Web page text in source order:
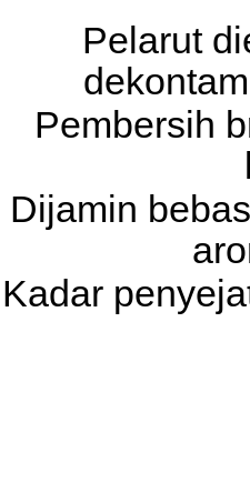
Pelarut
Pembersih
Dijamin
Kadar